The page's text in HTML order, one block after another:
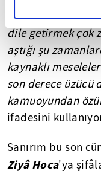
detaylı bilgi almak
ailemizi de
dile getirmek çok
aştığı şu
kaynaklı
son derece üzücü
kamuoyundan
ifadesini
Sanırım bu son
Ziyâ Hoca'ya